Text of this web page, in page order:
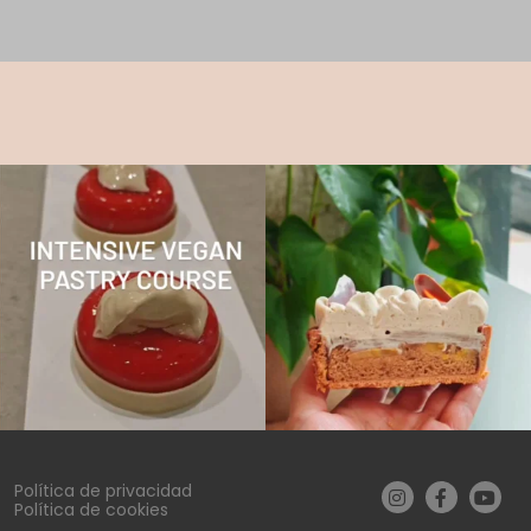
Política de privacidad
Política de cookies